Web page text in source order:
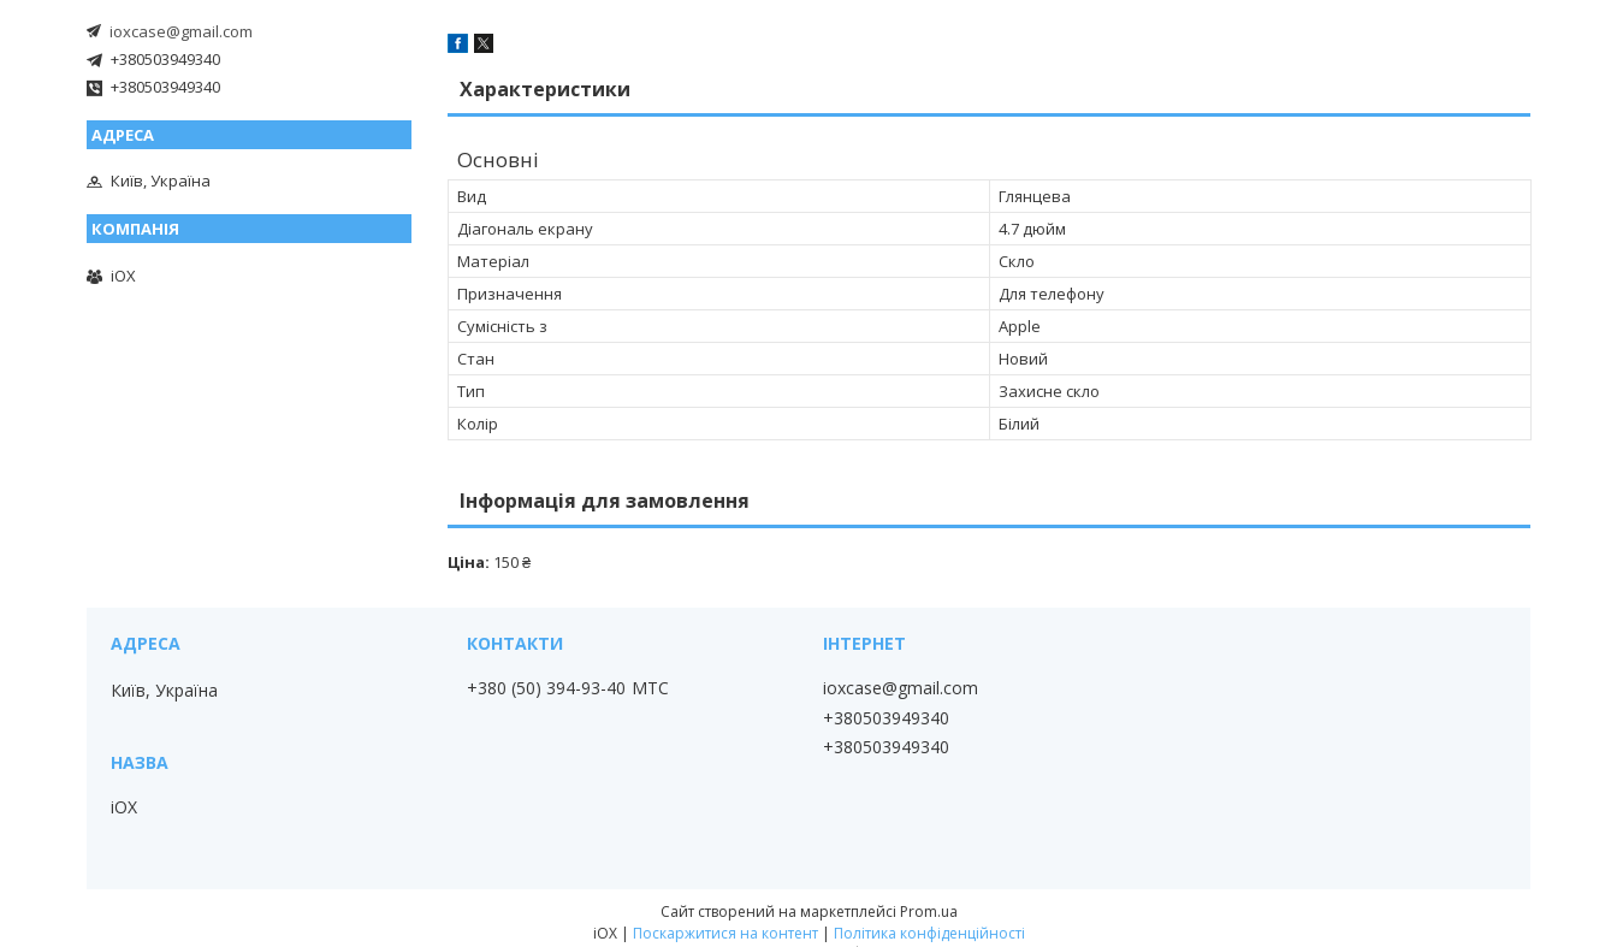
Характеристики
Основні
Вид
Глянцева
Діагональ екрану
4.7 дюйм
Матеріал
Скло
Призначення
Для телефону
Сумісність з
Apple
Стан
Новий
Тип
Захисне скло
Колір
Білий
Інформація для замовлення
Ціна: 150 ₴
ioxcase@gmail.com
+380503949340
+380503949340
Київ, Україна
iOX
Київ, Україна
iOX
+380 (50) 394-93-40 МТС
ioxcase@gmail.com
+380503949340
+380503949340
Сайт створений на маркетплейсі Prom.ua
iOX | Поскаржитися на контент | Політика конфіденційності